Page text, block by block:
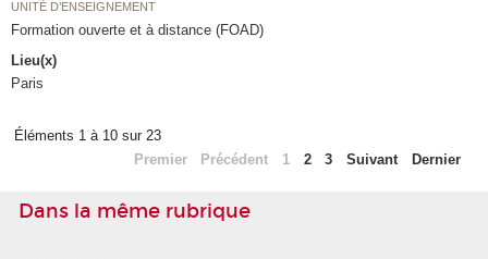
UNITÉ D’ENSEIGNEMENT
Formation ouverte et à distance (FOAD)
Lieu(x)
Paris
Éléments 1 à 10 sur 23
Premier
Précédent 1 2 3 Suivant Dernier
Dans la même rubrique